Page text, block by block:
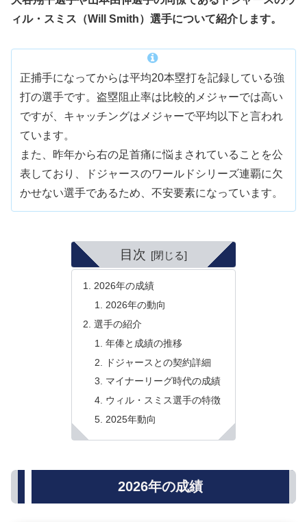
ィル・スミス（Will Smith）選手について紹介します。
正捕手になってからは平均20本塁打を記録している強
打の選手です。盗塁阻止率は比較的メジャーでは高い
ですが、キャッチングはメジャーで平均以下と言われ
ています。
また、昨年から右の足首痛に悩まされていることを公
表しており、ドジャースのワールドシリーズ連覇に欠
かせない選手であるため、不安要素になっています。
目次
2026年の成績
2026年の動向
選手の紹介
年俸と成績の推移
ドジャースとの契約詳細
マイナーリーグ時代の成績
ウィル・スミス選手の特徴
2025年動向
2026年の成績